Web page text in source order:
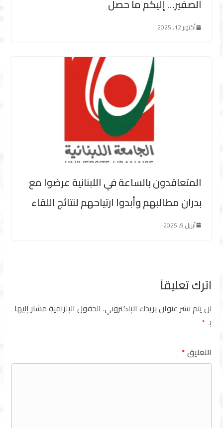
الصفير… إليكم ما حصل
أكتوبر 12, 2025
المتعاقدون بالساعة في اللبنانية عرضوا مع
بدران مطالبهم وأبدوا ارتياحهم لنتائج اللقاء
أبريل 9, 2025
اترك تعليقاً
لن يتم نشر عنوان بريدك الإلكتروني. الحقول الإلزامية مشار إليها
بـ*
التعليق*